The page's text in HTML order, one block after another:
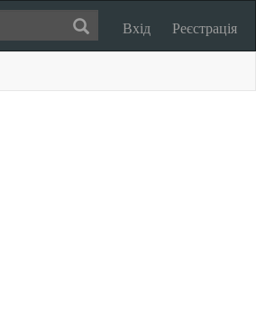
Вхід Реєстрація